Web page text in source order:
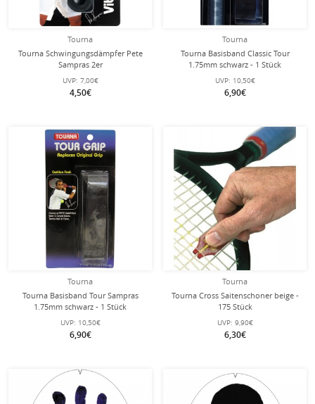
Tourna
Tourna Schwingungsdämpfer Pete
Sampras 2er
UVP: 7,00€
4,50€
Tourna
Tourna Basisband Classic Tour
1.75mm schwarz - 1 Stück
UVP: 10,50€
6,90€
Tourna
Tourna Basisband Tour Sampras
1.75mm schwarz - 1 Stück
UVP: 10,50€
6,90€
Tourna
Tourna Cross Saitenschoner beige -
175 Stück
UVP: 9,90€
6,30€